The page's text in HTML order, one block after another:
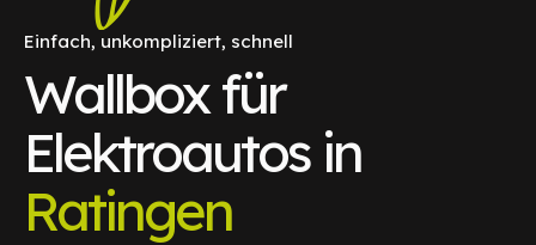
Einfach, unkompliziert, schnell
Wallbox für
Elektroautos in
Ratingen